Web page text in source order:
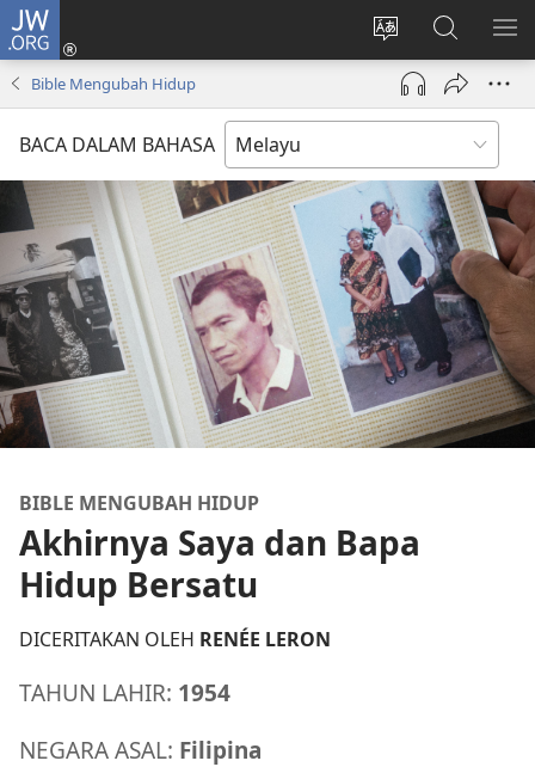
JW.ORG
Tukar
bahasa
laman
web
Log
Masuk
(membuka
tetingkap
baharu)
Cari
JW.ORG
Bible Mengubah Hidup
BACA DALAM BAHASA
BIBLE MENGUBAH HIDUP
Akhirnya Saya dan Bapa
Hidup Bersatu
DICERITAKAN OLEH RENÉE LERON
TAHUN LAHIR: 1954
NEGARA ASAL: Filipina